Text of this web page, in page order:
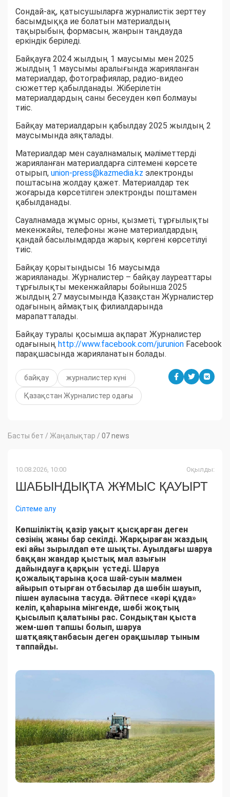
Сондай-ақ, қатысушыларға журналистік зерттеу
басымдыққа ие болатын материалдың
тақырыбын, формасын, жанрын таңдауда
еркіндік беріледі.
Байқауға 2024 жылдың 1 маусымы мен 2025
жылдың 1 маусымы аралығында жарияланған
материалдар, фотографиялар, радио-видео
сюжеттер қабылданады. Жіберілетін
материалдардың саны бесеуден көп болмауы
тиіс.
Байқау материалдарын қабылдау 2025 жылдың 2
маусымында аяқталады.
Материалдар мен сауалнамалық мәліметтерді
жарияланған материалдарға сілтемені көрсете
отырып, union-press@kazmedia.kz электронды
поштасына жолдау қажет. Материалдар тек
жоғарыда көрсетілген электронды поштамен
қабылданады.
Сауалнамада жұмыс орны, қызметі, тұрғылықты
мекенжайы, телефоны және материалдардың
қандай басылымдарда жарық көргені көрсетілуі
тиіс.
Байқау қорытындысы 16 маусымда
жарияланады. Журналистер – байқау лауреаттары
тұрғылықты мекенжайлары бойынша 2025
жылдың 27 маусымында Қазақстан Журналистер
одағының аймақтық филиалдарында
марапатталады.
Байқау туралы қосымша ақпарат Журналистер
одағының http://www.facebook.com/jurunion Facebook
парақшасында жарияланатын болады.
байқау журналистер күні
Қазақстан Журналистер одағы
Басты бет / Жаңалықтар / 07 news
10.08.2026, 10:00 Оқылды:
ШАБЫНДЫҚТА ЖҰМЫС ҚАУЫРТ
Сілтеме алу
Көпшіліктің қазір уақыт қысқарған деген
сөзінің жаны бар секілді. Жарқыраған жаздың
екі айы зырылдап өте шықты. Ауылдағы шаруа
баққан жандар қыстық мал азығын
дайындауға қарқын үстеді. Шаруа
қожалықтарына қоса шай-суын малмен
айырып отырған отбасылар да шөбін шауып,
пішен ауласына тасуда. Әйтпесе «кәрі құда»
келіп, қаһарына мінгенде, шөбі жоқтың
қысылып қалатыны рас. Сондықтан қыста
жем-шөп тапшы болып, шаруа
шатқаяқтанбасын деген орақшылар тыным
таппайды.